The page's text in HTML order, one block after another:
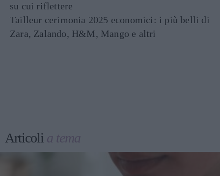
su cui riflettere
Tailleur cerimonia 2025 economici: i più belli di
Zara, Zalando, H&M, Mango e altri
Articoli a tema